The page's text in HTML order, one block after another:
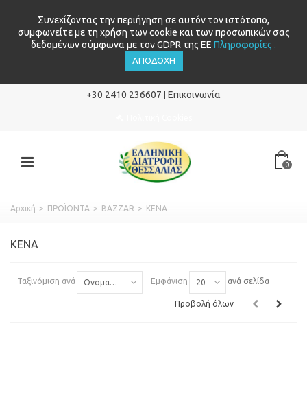
Συνεχίζοντας την περιήγηση σε αυτόν τον ιστότοπο,
συμφωνείτε με τη χρήση των cookie και των προσωπικών σας
δεδομένων σύμφωνα με τον GDPR της ΕΕ Πληροφορίες .
ΑΠΟΔΟΧΉ
+30 2410 236607 Επικοινωνία
0
Αρχική > ΠΡΟΪΟΝΤΑ > BAZZAR > ΚΕΝΑ
ΚΕΝΑ
Ταξινόμιση ανά Ονομασία: Α έως το Ω Εμφάνιση 20 ανά σελίδα
Προβολή όλων